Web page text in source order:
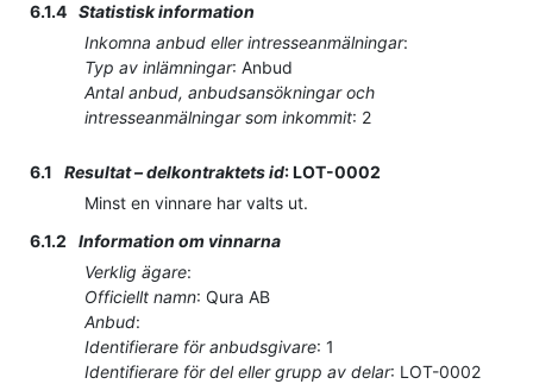
6.1.4 Statistisk information
Inkomna anbud eller intresseanmälningar:
Typ av inlämningar: Anbud
Antal anbud, anbudsansökningar och
intresseanmälningar som inkommit: 2
6.1 Resultat – delkontraktets id:LOT-0002
Minst en vinnare har valts ut.
6.1.2
Information om vinnarna
Verklig ägare:
Officiellt namn: Qura AB
Anbud:
Identifierare för anbudsgivare: 1
Identifierare för del eller grupp av delar: LOT-0002